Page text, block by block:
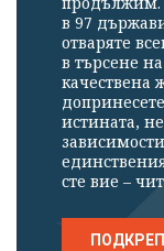
в 97
отваряте
в търсене
качествена
истината,
сте вие –